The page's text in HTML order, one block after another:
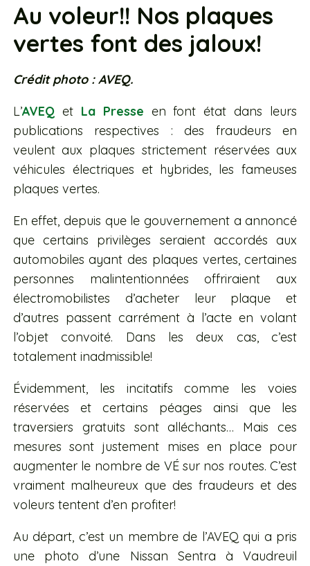
Au voleur!! Nos plaques
vertes font des jaloux!
Crédit photo : AVEQ.
L’AVEQet La Presse en font état dans leurs
publications respectives : des fraudeurs en
veulent aux plaques strictement réservées aux
véhicules électriques et hybrides, les fameuses
plaques vertes.
En effet, depuis que le gouvernement a annoncé
que certains privilèges seraient accordés aux
automobiles ayant des plaques vertes, certaines
personnes malintentionnées offriraient aux
électromobilistes d’acheter leur plaque et
d’autres passent carrément à l’acte en volant
l’objet convoité. Dans les deux cas, c’est
totalement inadmissible!
Évidemment, les incitatifs comme les voies
réservées et certains péages ainsi que les
traversiers gratuits sont alléchants… Mais ces
mesures sont justement mises en place pour
augmenter le nombre de VÉ sur nos routes. C’est
vraiment malheureux que des fraudeurs et des
voleurs tentent d’en profiter!
Au départ, c’est un membre de l’AVEQ qui a pris
une photo d’une Nissan Sentra à Vaudreuil